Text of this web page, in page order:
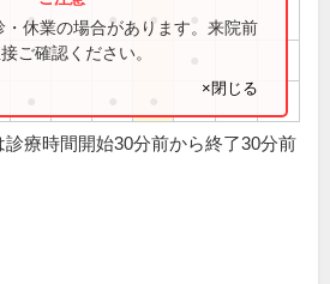
● ● ●
休業の場合があります。来院前
ご確認ください。
×閉じる
診療時間開始30分前から終了30分前